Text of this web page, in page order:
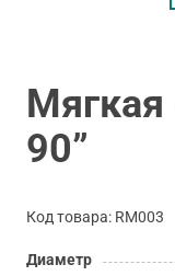
90”
Код товара: RM003
Диаметр